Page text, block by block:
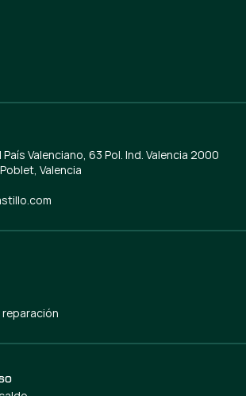
Valenciano, 63 Pol. Ind. Valencia 2000
Valencia